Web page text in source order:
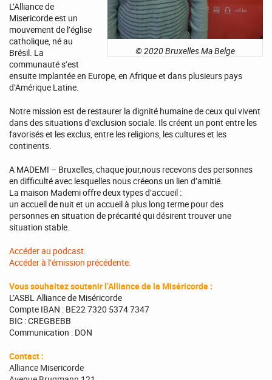
© 2020 Bruxelles Ma Belge
L’Alliance de
Misericorde est un
mouvement de l’église
catholique, né au
Brésil. La
communauté s’est
ensuite implantée en Europe, en Afrique et dans plusieurs pays
d’Amérique Latine.
Notre mission est de restaurer la dignité humaine de ceux qui vivent
dans des situations d’exclusion sociale. Ils créent un pont entre les
favorisés et les exclus, entre les religions, les cultures et les
continents.
A MADEMI – Bruxelles, chaque jour,nous recevons des personnes
en difficulté avec lesquelles nous créeons un lien d’amitié.
La maison Mademi offre deux types d’accueil :
un accueil de nuit et un accueil à plus long terme pour des
personnes en situation de précarité qui désirent trouver une
situation stable.
Accéder au podcast.
Accéder à l’émission précédente.
Vous souhaitez soutenir l’Alliance de la Miséricorde :
L’ASBL Alliance de Miséricorde
Compte IBAN : BE22 7320 5374 7347
BIC : CREGBEBB
Communication : DON
Contact :
Alliance Misericorde